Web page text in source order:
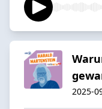
2025-